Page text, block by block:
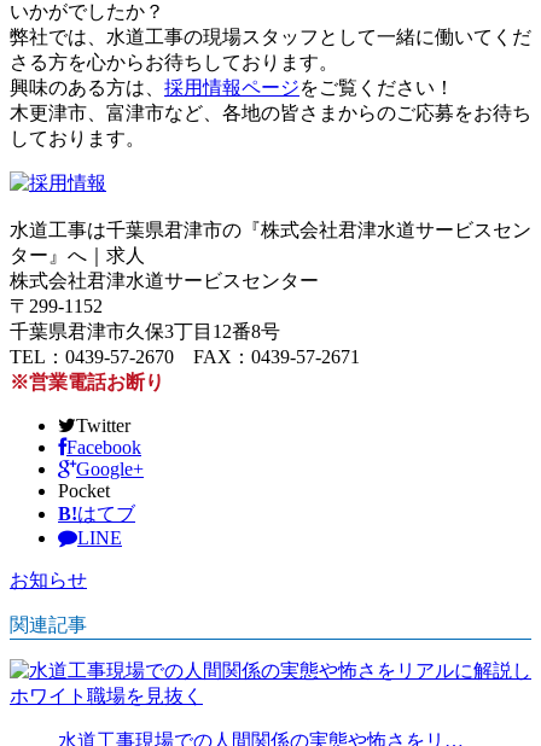
いかがでしたか？
弊社では、水道工事の現場スタッフとして一緒に働いてくだ
さる方を心からお待ちしております。
興味のある方は、 採用情報ページをご覧ください！
木更津市、富津市など、各地の皆さまからのご応募をお待ち
しております。
水道工事は千葉県君津市の『株式会社君津水道サービスセン
ター』へ｜求人
株式会社君津水道サービスセンター
〒299-1152
千葉県君津市久保3丁目12番8号
TEL：0439-57-2670 FAX：0439-57-2671
※営業電話お断り
Twitter
Facebook
Google+
Pocket
B!はてブ
LINE
お知らせ
関連記事
水道工事現場での人間関係の実態や怖さをリ…